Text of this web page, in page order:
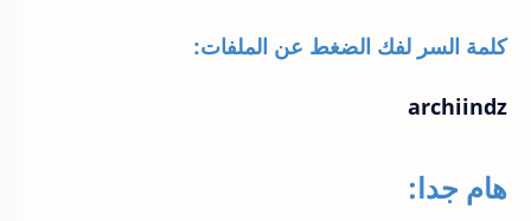
كلمة السر لفك الضغط عن الملفات:
archiindz
هام جدا: